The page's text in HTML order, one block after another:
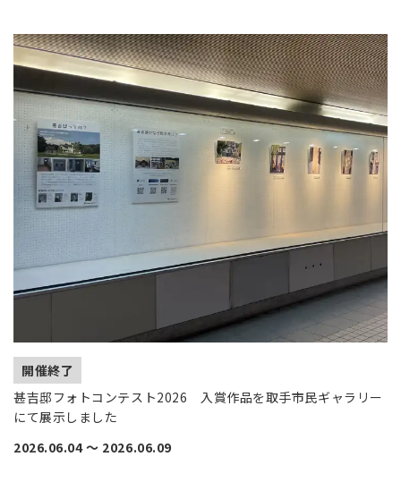
開催終了
甚吉邸フォトコンテスト2026 入賞作品を取手市民ギャラリー
にて展示しました
2026.06.04〜 2026.06.09